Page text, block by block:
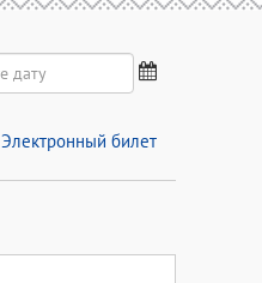
Электронный билет